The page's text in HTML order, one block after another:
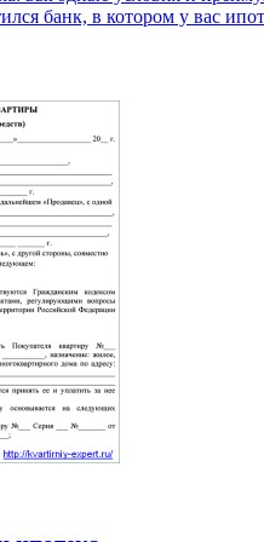
банк, в котором у вас